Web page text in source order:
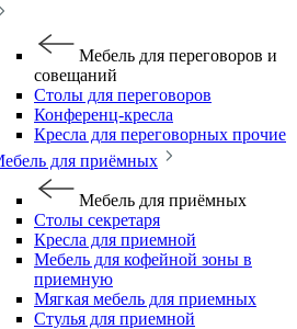
Мебель для переговоров и
совещаний
Столы для переговоров
Конференц-кресла
Кресла для переговорных прочие
для приёмных
Мебель для приёмных
Столы секретаря
Кресла для приемной
Мебель для кофейной зоны в
приемную
Мягкая мебель для приемных
Стулья для приемной